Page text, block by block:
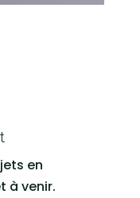
en
à venir.